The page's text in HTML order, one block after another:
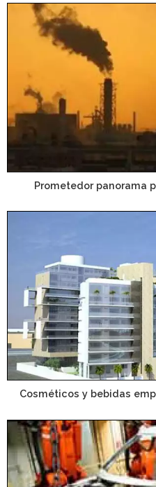
Prometedor panorama
Cosméticos y bebidas